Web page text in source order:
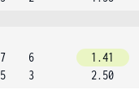
7
5
6
3
1.41
2.50